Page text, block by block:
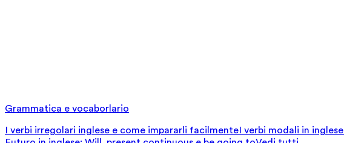
Grammatica e vocaborlario
I verbi irregolari inglese e come impararli facilmenteI verbi modali in inglese